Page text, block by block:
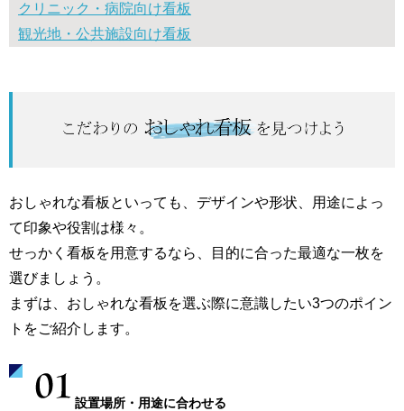
クリニック・病院向け看板
観光地・公共施設向け看板
おしゃれな看板といっても、デザインや形状、用途によっ
て印象や役割は様々。
せっかく看板を用意するなら、目的に合った最適な一枚を
選びましょう。
まずは、おしゃれな看板を選ぶ際に意識したい3つのポイン
トをご紹介します。
設置場所・用途に合わせる